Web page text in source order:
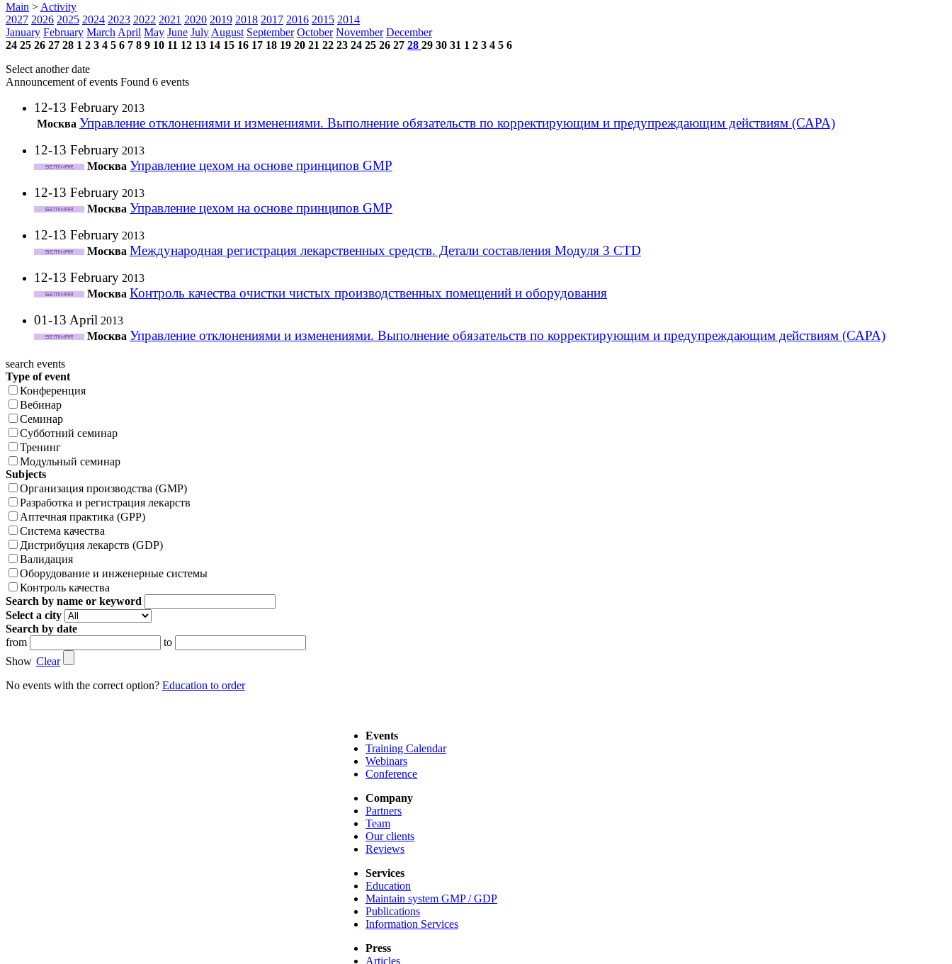
Main >Activity
2027 2026 2025 2024 2023 2022 2021 2020 2019 2018 2017 2016 2015 2014
January February MarchApril May June JulyAugust September October November December
24 25 26 27 28 1 2 3 4 5 6 7 8 9 10 11 12 13 14 15 16 17 18 19 20 21 22 23 24 25 26 27 28 29 30 31 1 2 3 4 5 6
Select another date
Announcement of events Found 6 events
12-13 February 2013
Москва Управление отклонениями и изменениями. Выполнение обязательств по корректирующим и предупреждающим действиям (САРА)
12-13 February 2013
Москва Управление цехом на основе принципов GMP
12-13 February 2013
Москва Управление цехом на основе принципов GMP
12-13 February 2013
Москва Международная регистрация лекарственных средств. Детали составления Модуля 3 CTD
12-13 February 2013
Москва Контроль качества очистки чистых производственных помещений и оборудования
01-13 April 2013
Москва Управление отклонениями и изменениями. Выполнение обязательств по корректирующим и предупреждающим действиям (САРА)
search events
Type of event
Конференция
Вебинар
Семинар
Субботний семинар
Тренинг
Модульный семинар
Subjects
Организация производства (GMP)
Разработка и регистрация лекарств
Аптечная практика (GPP)
Система качества
Дистрибуция лекарств (GDP)
Валидация
Оборудование и инженерные системы
Контроль качества
Search by name or keyword
Select a city
Search by date
from
to
Show Clear
No events with the correct option? Education to order
Events
Training Calendar
Webinars
Conference
Company
Partners
Team
Our clients
Reviews
Services
Education
Maintain system GMP / GDP
Publications
Information Services
Press
Articles